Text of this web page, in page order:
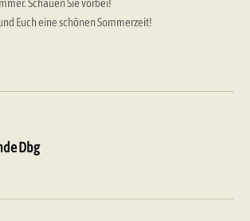
Euch eine schönen Sommerzeit!
Dbg